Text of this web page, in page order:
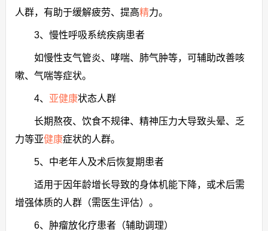
人群，有助于缓解疲劳、提高精力。
3、慢性呼吸系统疾病患者
如慢性支气管炎、哮喘、肺气肿等，可辅助改善咳
嗽、气喘等症状。
4、 亚健康状态人群
长期熬夜、饮食不规律、精神压力大导致头晕、乏
力等亚健康症状的人群。
5、中老年人及术后恢复期患者
适用于因年龄增长导致的身体机能下降，或术后需
增强体质的人群（需医生评估）。
6、肿瘤放化疗患者（辅助调理）